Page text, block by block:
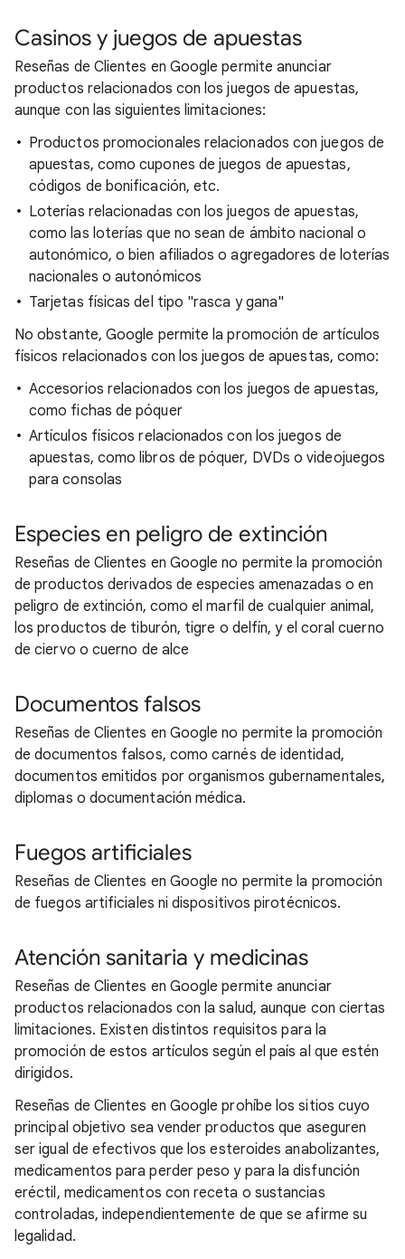
Casinos y juegos de apuestas
Reseñas de Clientes en Google permite anunciar
productos relacionados con los juegos de apuestas,
aunque con las siguientes limitaciones:
Productos promocionales relacionados con juegos de
apuestas, como cupones de juegos de apuestas,
códigos de bonificación, etc.
Loterías relacionadas con los juegos de apuestas,
como las loterías que no sean de ámbito nacional o
autonómico, o bien afiliados o agregadores de loterías
nacionales o autonómicos
Tarjetas físicas del tipo "rasca y gana"
No obstante, Google permite la promoción de artículos
físicos relacionados con los juegos de apuestas, como:
Accesorios relacionados con los juegos de apuestas,
como fichas de póquer
Artículos físicos relacionados con los juegos de
apuestas, como libros de póquer, DVDs o videojuegos
para consolas
Especies en peligro de extinción
Reseñas de Clientes en Google no permite la promoción
de productos derivados de especies amenazadas o en
peligro de extinción, como el marfil de cualquier animal,
los productos de tiburón, tigre o delfín, y el coral cuerno
de ciervo o cuerno de alce
Documentos falsos
Reseñas de Clientes en Google no permite la promoción
de documentos falsos, como carnés de identidad,
documentos emitidos por organismos gubernamentales,
diplomas o documentación médica.
Fuegos artificiales
Reseñas de Clientes en Google no permite la promoción
de fuegos artificiales ni dispositivos pirotécnicos.
Atención sanitaria y medicinas
Reseñas de Clientes en Google permite anunciar
productos relacionados con la salud, aunque con ciertas
limitaciones. Existen distintos requisitos para la
promoción de estos artículos según el país al que estén
dirigidos.
Reseñas de Clientes en Google prohíbe los sitios cuyo
principal objetivo sea vender productos que aseguren
ser igual de efectivos que los esteroides anabolizantes,
medicamentos para perder peso y para la disfunción
eréctil, medicamentos con receta o sustancias
controladas, independientemente de que se afirme su
legalidad.